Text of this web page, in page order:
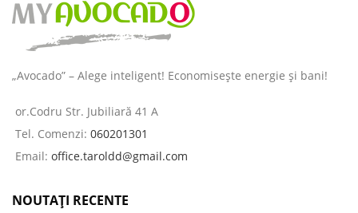
„Avocado” – Alege inteligent! Economisește energie și bani!
or.Codru Str. Jubiliară 41 A
Tel. Comenzi: 060201301
Email: office.taroldd@gmail.com
NOUTAȚI RECENTE